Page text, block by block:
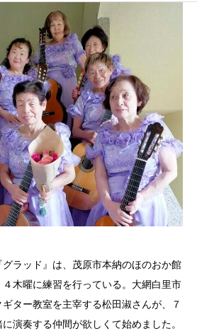
ラッド』は、茂原市本納のほのおか館
木曜に練習を行っている。大網白里市
ター教室を主宰する松田淑さんが、７
演奏する仲間が欲しくて始めました。